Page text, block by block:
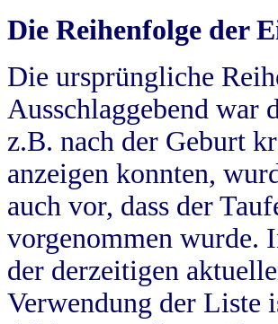
Die Reihenfolge der
Die ursprüngliche
Ausschlaggebend war
z.B. nach der Geburt
anzeigen konnten,
auch vor, dass der
vorgenommen wurde.
der derzeitigen
Verwendung der Liste